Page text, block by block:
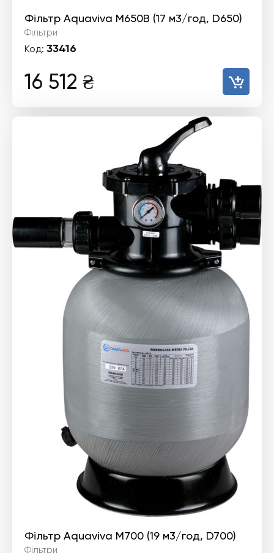
Фільтр Aquaviva M650B (17 м3/год, D650)
Фільтри
Код: 33416
16 512 ₴
Фільтр Aquaviva M700 (19 м3/год, D700)
Фільтри